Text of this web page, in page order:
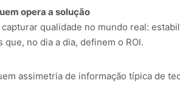
opera a solução
qualidade no mundo real:
no dia a dia, definem o ROI.
assimetria de informação típica de